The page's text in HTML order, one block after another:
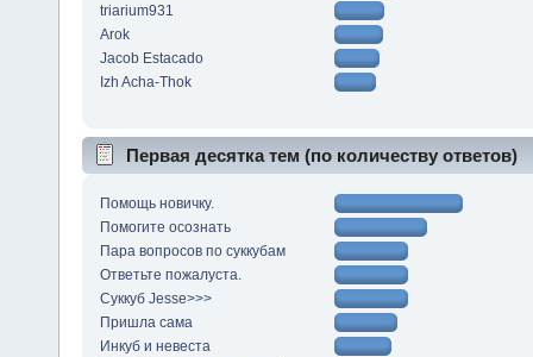
triarium931
Arok
Jacob Estacado
Izh Acha-Thok
Первая десятка тем (по количеству ответов)
Помощь новичку.
Помогите осознать
Пара вопросов по суккубам
Ответьте пожалуста.
Суккуб Jesse>>>
Пришла сама
Инкуб и невеста